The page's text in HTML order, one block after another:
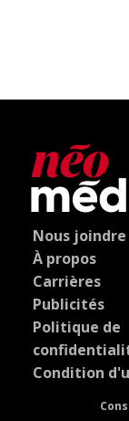
Nous joindre
À propos
Carrières
Publicités
Politique de
Condition